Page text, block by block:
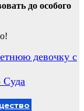
до особого
девочку с
Суда